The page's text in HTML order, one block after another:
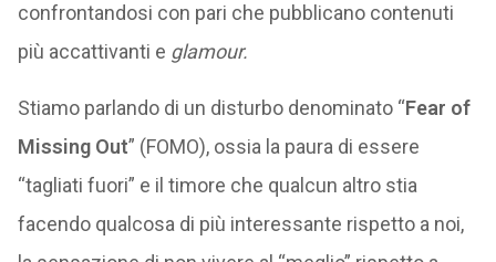
confrontandosi con pari che pubblicano contenuti
più accattivanti e glamour.
Stiamo parlando di un disturbo denominato “Fear of
Missing Out” (FOMO), ossia la paura di essere
“tagliati fuori” e il timore che qualcun altro stia
facendo qualcosa di più interessante rispetto a noi,